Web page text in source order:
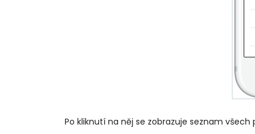
Po kliknutí na něj se zobrazuje seznam